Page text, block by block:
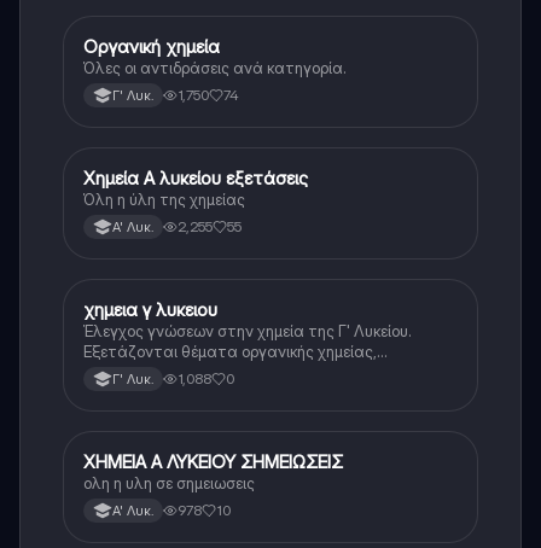
Χημεία
Οργανική χημεία
Όλες οι αντιδράσεις ανά κατηγορία.
Γ' Λυκ. 1,750 74
Χημεία
Χημεία Α λυκείου εξετάσεις
Όλη η ύλη της χημείας
Α' Λυκ. 2,255 55
Χημεία
χημεια γ λυκειου
Έλεγχος γνώσεων στην χημεία της Γ' Λυκείου.
Εξετάζονται θέματα οργανικής χημείας,
αντιδράσεων και ενώσεων.
Γ' Λυκ. 1,088 0
Χημεία
ΧΗΜΕΙΑ Α ΛΥΚΕΙΟΥ ΣΗΜΕΙΩΣΕΙΣ
ολη η υλη σε σημειωσεις
Α' Λυκ. 978 10